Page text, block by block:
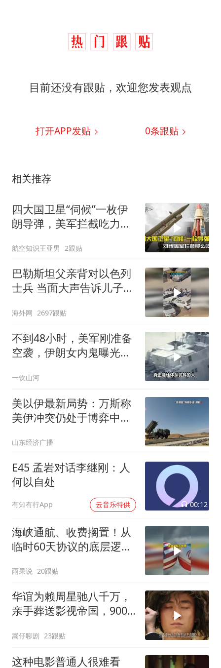
目前还没有跟贴，欢迎您发表观点
打开APP发贴 0条跟贴
相关推荐
四大国卫星“伺候”一枚伊
朗导弹，美军拦截吃力的
航空知识王亚男 2跟贴
巴勒斯坦父亲背对以色列
士兵 当面大声告诉儿子：
海外网 2697跟贴
不到48小时，美军刚准备
空袭，伊朗女内鬼曝光，
一饮山河
美以伊最新局势：万斯称
美伊冲突仍处于博弈中
访以讨论多战线局势；伊
称与阿曼就霍尔木兹海峡
谈判非常接近达成协议
山东经济广播
E45 孟岩对话李继刚：人
何以自处
有知有行App 云音乐特供 00:12
海峡通航、收费搁置！从
临时60天协议的底层逻辑
雨果说 20跟贴
华谊为赖周星驰八千万，
亲手葬送影视帝国，900
嵩仔聊剧 23跟贴
这种电影普通人很难看